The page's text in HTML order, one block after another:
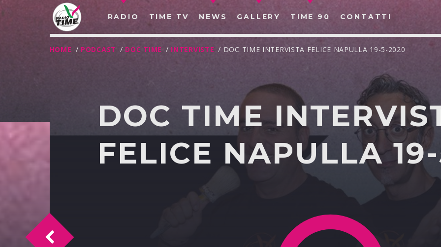
RADIO TIME TV NEWS GALLERY TIME 90 CONTATTI
CERCA NEL SITO WEB:
HOME / PODCAST / DOC TIME / INTERVISTE / DOC TIME INTERVISTA FELICE NAPULLA 19-5-2020
DOC TIME
FELICE NAPULLA
Doc Time intervista Felice Napulla 21-5-2020